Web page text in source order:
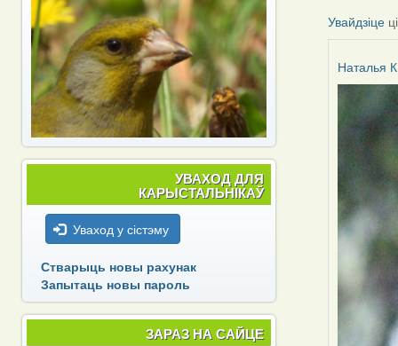
Увайдзіце
Наталья К
УВАХОД ДЛЯ
КАРЫСТАЛЬНІКАЎ
Уваход у сістэму
Стварыць новы рахунак
Запытаць новы пароль
ЗАРАЗ НА САЙЦЕ